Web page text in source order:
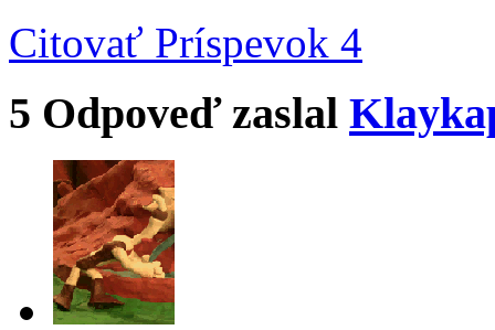
Citovať Príspevok 4
5 Odpoveď zaslal